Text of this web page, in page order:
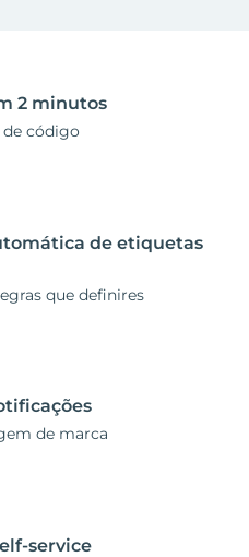
2 minutos
código
de etiquetas
que definires
de marca
service